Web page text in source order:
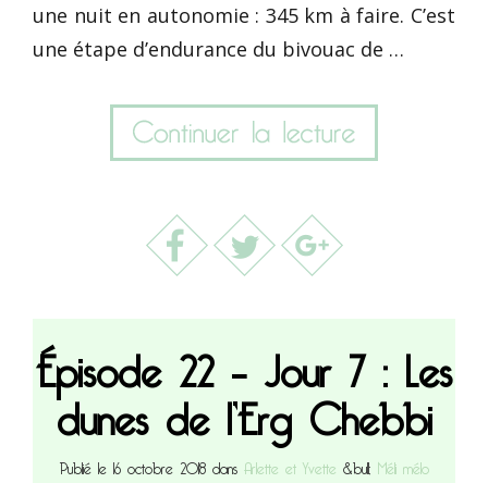
une nuit en autonomie : 345 km à faire. C’est
une étape d’endurance du bivouac de …
Épisode 22 – Jour 7 : Les
dunes de l’Erg Chebbi
Publié le 16 octobre 2018 dansArlette et Yvette &bull; Méli mélo